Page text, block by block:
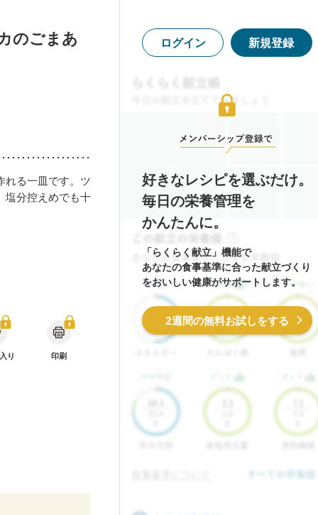
のごまあ
れる一皿です。ツ
塩分控えめでも十
り 印刷
ログイン 新規登録
好きなレシピを選ぶだけ。
毎日の栄養管理を
かんたんに。
「らくらく献立」機能で
あなたの食事基準に合った献立づくり
をおいしい健康がサポートします。
2週間の無料お試しをする